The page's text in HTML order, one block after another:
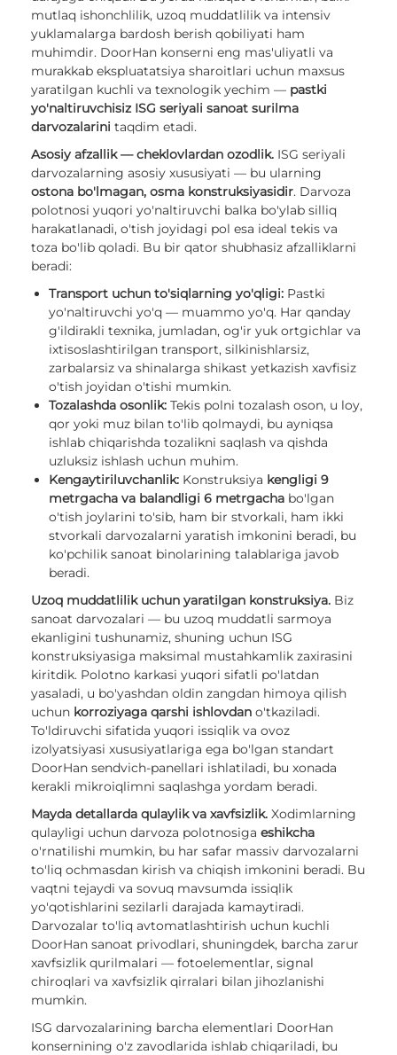
mutlaq ishonchlilik, uzoq muddatlilik va intensiv
yuklamalarga bardosh berish qobiliyati ham
muhimdir. DoorHan konserni eng mas'uliyatli va
murakkab ekspluatatsiya sharoitlari uchun maxsus
yaratilgan kuchli va texnologik yechim — pastki
yo'naltiruvchisiz ISG seriyali sanoat surilma
darvozalarini taqdim etadi.
Asosiy afzallik — cheklovlardan ozodlik. ISG seriyali
darvozalarning asosiy xususiyati — bu ularning
ostona bo'lmagan, osma konstruksiyasidir. Darvoza
polotnosi yuqori yo'naltiruvchi balka bo'ylab silliq
harakatlanadi, o'tish joyidagi pol esa ideal tekis va
toza bo'lib qoladi. Bu bir qator shubhasiz afzalliklarni
beradi:
Transport uchun to'siqlarning yo'qligi: Pastki
yo'naltiruvchi yo'q — muammo yo'q. Har qanday
g'ildirakli texnika, jumladan, og'ir yuk ortgichlar va
ixtisoslashtirilgan transport, silkinishlarsiz,
zarbalarsiz va shinalarga shikast yetkazish xavfisiz
o'tish joyidan o'tishi mumkin.
Tozalashda osonlik: Tekis polni tozalash oson, u loy,
qor yoki muz bilan to'lib qolmaydi, bu ayniqsa
ishlab chiqarishda tozalikni saqlash va qishda
uzluksiz ishlash uchun muhim.
Kengaytiriluvchanlik: Konstruksiya kengligi 9
metrgacha va balandligi 6 metrgacha bo'lgan
o'tish joylarini to'sib, ham bir stvorkali, ham ikki
stvorkali darvozalarni yaratish imkonini beradi, bu
ko'pchilik sanoat binolarining talablariga javob
beradi.
Uzoq muddatlilik uchun yaratilgan konstruksiya. Biz
sanoat darvozalari — bu uzoq muddatli sarmoya
ekanligini tushunamiz, shuning uchun ISG
konstruksiyasiga maksimal mustahkamlik zaxirasini
kiritdik. Polotno karkasi yuqori sifatli po'latdan
yasaladi, u bo'yashdan oldin zangdan himoya qilish
uchun korroziyaga qarshi ishlovdan o'tkaziladi.
To'ldiruvchi sifatida yuqori issiqlik va ovoz
izolyatsiyasi xususiyatlariga ega bo'lgan standart
DoorHan sendvich-panellari ishlatiladi, bu xonada
kerakli mikroiqlimni saqlashga yordam beradi.
Mayda detallarda qulaylik va xavfsizlik. Xodimlarning
qulayligi uchun darvoza polotnosiga eshikcha
o'rnatilishi mumkin, bu har safar massiv darvozalarni
to'liq ochmasdan kirish va chiqish imkonini beradi. Bu
vaqtni tejaydi va sovuq mavsumda issiqlik
yo'qotishlarini sezilarli darajada kamaytiradi.
Darvozalar to'liq avtomatlashtirish uchun kuchli
DoorHan sanoat privodlari, shuningdek, barcha zarur
xavfsizlik qurilmalari — fotoelementlar, signal
chiroqlari va xavfsizlik qirralari bilan jihozlanishi
mumkin.
ISG darvozalarining barcha elementlari DoorHan
konsernining o'z zavodlarida ishlab chiqariladi, bu